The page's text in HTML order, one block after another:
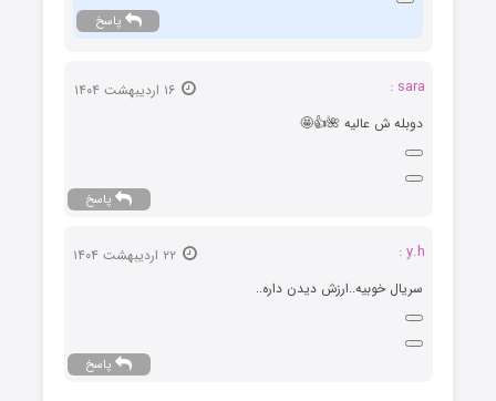
پاسخ
sara :
۱۶ اردیبهشت ۱۴۰۴
دوبله ش عالیه 🌺👍🤩
پاسخ
y.h :
۲۲ اردیبهشت ۱۴۰۴
سریال خوبیه..ارزش دیدن داره..
پاسخ